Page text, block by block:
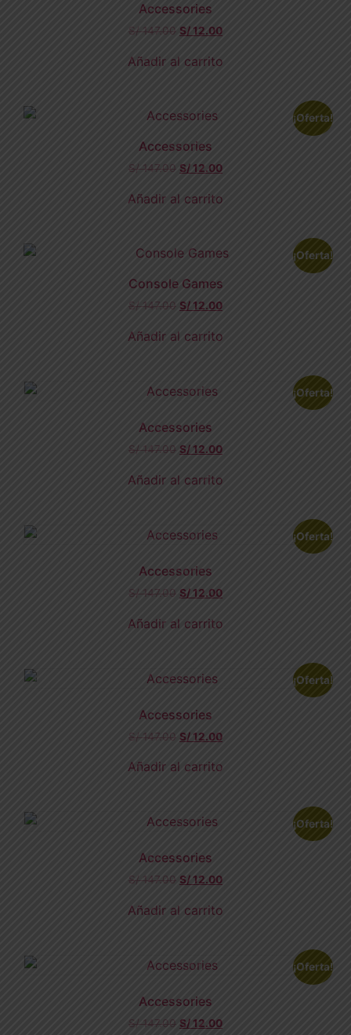
Accessories
S/147.00 S/ 12.00
Añadir al carrito
¡Oferta!
Accessories
S/147.00 S/12.00
Añadir al carrito
¡Oferta!
Console Games
S/147.00 S/ 12.00
Añadir al carrito
¡Oferta!
Accessories
S/147.00 S/12.00
Añadir al carrito
¡Oferta!
Accessories
S/147.00 S/12.00
Añadir al carrito
¡Oferta!
Accessories
S/147.00 S/ 12.00
Añadir al carrito
¡Oferta!
Accessories
S/147.00 S/12.00
Añadir al carrito
¡Oferta!
Accessories
S/147.00 S/12.00